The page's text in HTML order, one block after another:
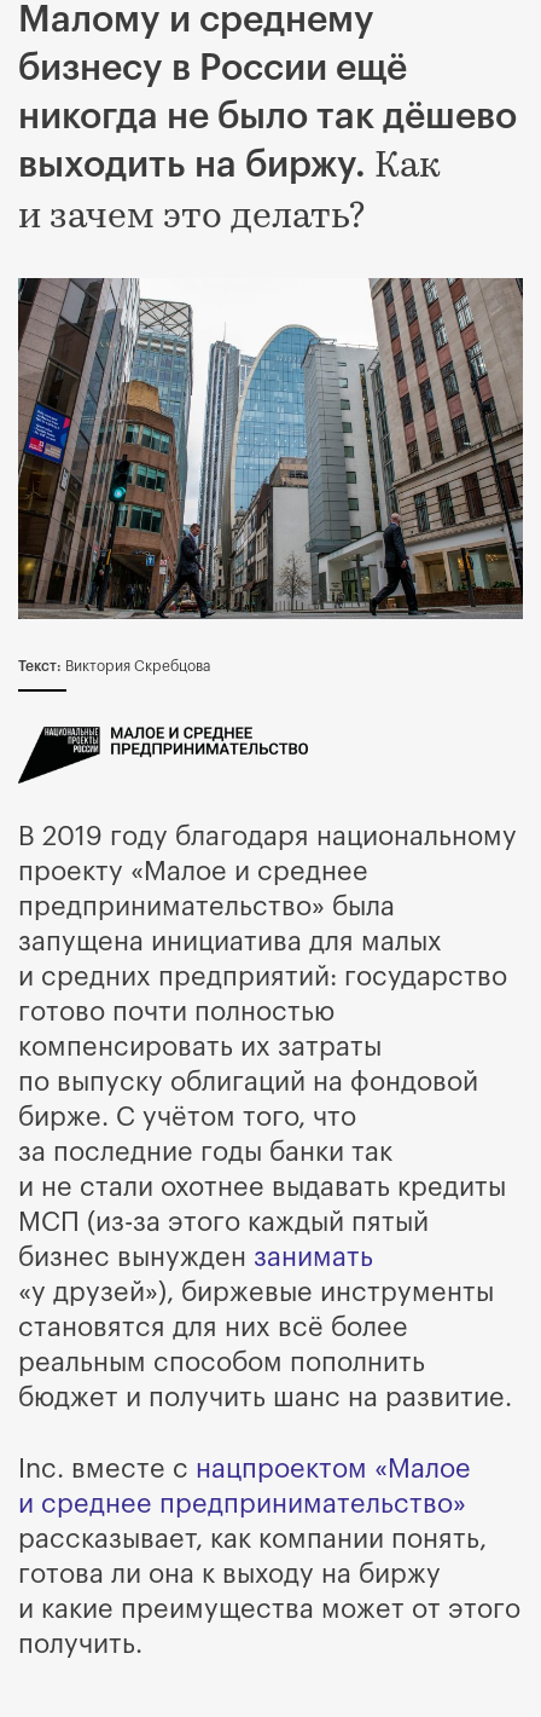
Малому и среднему
бизнесу в России ещё
никогда не было так дёшево
выходить на биржу. Как
и зачем это делать?
Текст: Виктория Скребцова
В 2019 году благодаря национальному
проекту «Малое и среднее
предпринимательство» была
запущена инициатива для малых
и средних предприятий: государство
готово почти полностью
компенсировать их затраты
по выпуску облигаций на фондовой
бирже. С учётом того, что
за последние годы банки так
и не стали охотнее выдавать кредиты
МСП (из-за этого каждый пятый
бизнес вынужден занимать
«у друзей»), биржевые инструменты
становятся для них всё более
реальным способом пополнить
бюджет и получить шанс на развитие.
Inc. вместе с нацпроектом «Малое
и среднее предпринимательство»
рассказывает, как компании понять,
готова ли она к выходу на биржу
и какие преимущества может от этого
получить.